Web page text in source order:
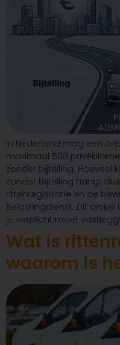
In Nederland mag een
maximaal 500
zonder bijtelling. Hoeveel
zonder bijtelling hangt
rittenregistratie en de
Belastingdienst. Dit
je verplicht moet
Wat is
waarom is